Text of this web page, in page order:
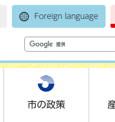
Foreign language
市の政策